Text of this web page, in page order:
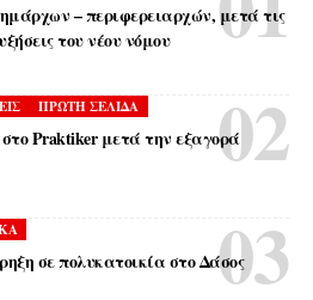
– περιφερειαρχών, μετά τις
του νέου νόμου
ΠΡΩΤΗ ΣΕΛΙΔΑ
Praktiker μετά την εξαγορά
σε πολυκατοικία στο Δάσος